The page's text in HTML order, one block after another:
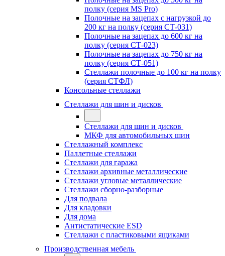
полку (серия MS Pro)
Полочные на зацепах с нагрузкой до
200 кг на полку (серия СТ-031)
Полочные на зацепах до 600 кг на
полку (серия СТ-023)
Полочные на зацепах до 750 кг на
полку (серия СТ-051)
Стеллажи полочные до 100 кг на полку
(серия СТФЛ)
Консольные стеллажи
Стеллажи для шин и дисков
Стеллажи для шин и дисков
МКФ для автомобильных шин
Стеллажный комплекс
Паллетные стеллажи
Стеллажи для гаража
Стеллажи архивные металлические
Стеллажи угловые металлические
Стеллажи сборно-разборные
Для подвала
Для кладовки
Для дома
Антистатические ESD
Стеллажи с пластиковыми ящиками
Производственная мебель